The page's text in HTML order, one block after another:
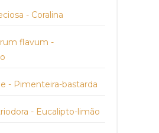
- Coralina
flavum -
- Pimenteira-bastarda
- Eucalipto-limão